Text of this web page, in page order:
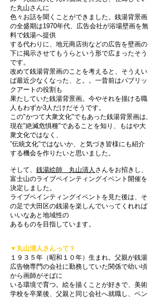
た丸山さんに
色々お話を聞くことができました。銭湯背景画
の全盛期は1970年代、広告会社が浴場壁画を無
料で銭湯へ提供
する代わりに、地元商店街などの広告を壁画の
下に掲示させてもうらという形で広まったそう
です。
改めて銭湯背景画のことを考えると、そうえい
ば最近少なくなった、と。。 一昔前はパブリッ
クアートの役割も
果たしていた銭湯背景画。今やそれを描ける職
人もわずか3人だけだそうです。
この"かつて大衆文化"でもあった銭湯背景画は,
現在"絶滅危惧種"であることを知り、もはや大
衆文化ではなく、
”伝統文化”ではないか、と気づき皆様にも紹介
する機会を作りたいと思いました。
そして、 銭湯絵師 丸山清人 さんをお招きし、
富士山のライブペインティングイベント開催を
決定しました。
ライブペインティングイベントを見た後は、そ
の足で大田区の銭湯を楽しんでいってくれれば
いいなあと地域性の
あるものを目指しています。
▼丸山清人さんって？
１９３５年（昭和１０年）生まれ。父親が銭湯
広告物専門の会社に勤務していた関係で幼い頃
から画師がそばに
いる環境で育つ。絵を描くことが好きで、美術
学校を卒業後、父親と同じ会社へ就職し、ペン